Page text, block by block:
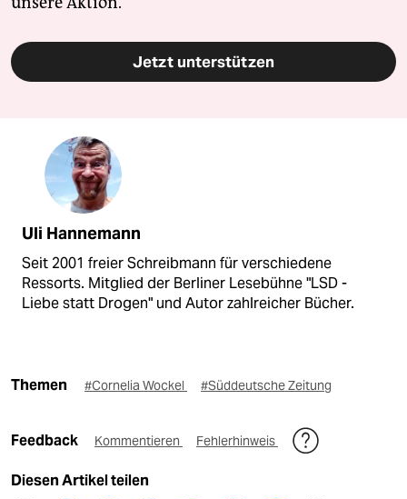
Jetzt unterstützen
Uli Hannemann
Seit 2001 freier Schreibmann für verschiedene
Ressorts. Mitglied der Berliner Lesebühne "LSD -
Liebe statt Drogen" und Autor zahlreicher Bücher.
Themen #Cornelia Wockel #Süddeutsche Zeitung
Feedback Kommentieren Fehlerhinweis
Diesen Artikel teilen